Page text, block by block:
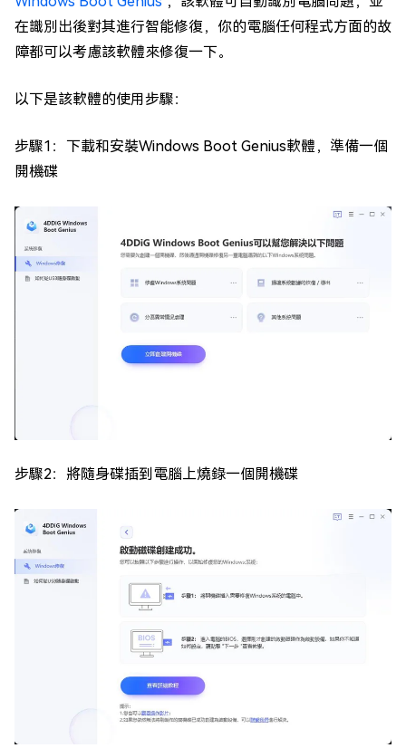
在識別出後對其進行智能修復，你的電腦任何程式方面的故
障都可以考慮該軟體來修復一下。
以下是該軟體的使用步驟：
步驟1：下載和安裝Windows Boot Genius軟體，準備一個
開機碟
步驟2：將隨身碟插到電腦上燒錄一個開機碟